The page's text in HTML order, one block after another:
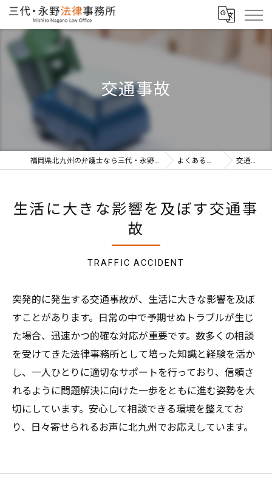
交通事故
福岡県北九州の弁護士なら三代・永野法律事務所 よくあるご相談 交通事故
生活に大きな影響を及ぼす交通事
故
TRAFFIC ACCIDENT
突発的に発生する交通事故が、生活に大きな影響を及ぼ
すことがあります。日常の中で予期せぬトラブルが生じ
た場合、迅速かつ的確な対応が重要です。数多くの相談
を受けてきた法律事務所として培った知識と経験を活か
し、一人ひとりに適切なサポートを行っており、信頼さ
れるように問題解決に向けた一歩をともに進む姿勢を大
切にしています。安心して相談できる環境を整えてお
り、日々寄せられるお声に北九州でお応えしています。